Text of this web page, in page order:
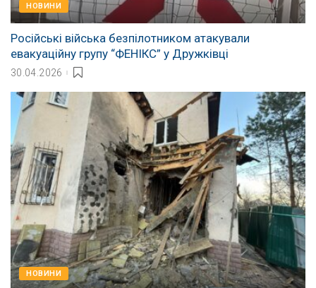
НОВИНИ
Російські війська безпілотником атакували
евакуаційну групу “ФЕНІКС” у Дружківці
30.04.2026
НОВИНИ